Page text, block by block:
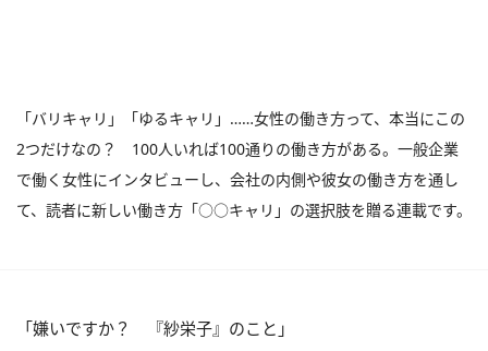
「バリキャリ」「ゆるキャリ」……女性の働き方って、本当にこの
2つだけなの？ 100人いれば100通りの働き方がある。一般企業
で働く女性にインタビューし、会社の内側や彼女の働き方を通し
て、読者に新しい働き方「○○キャリ」の選択肢を贈る連載です。
「嫌いですか？ 『紗栄子』のこと」